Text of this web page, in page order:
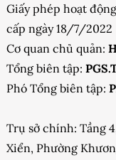
Giấy phép hoạt
cấp ngày 18/7/2022
Cơ quan chủ quản:
Tổng biên tập:
Phó Tổng biên tập:
Trụ sở chính: Tầng
Xiển, Phường